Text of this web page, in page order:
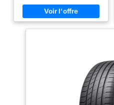
RENAULT TWINGO I (C06),
compatible avec Fiat Panda
Hatchback (141), compatible
vérifier sa compatibilité avec le